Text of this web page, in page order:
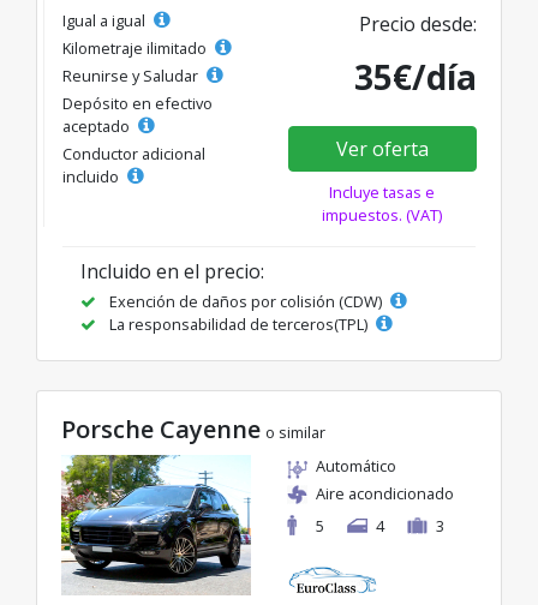
Igual a igual
Kilometraje ilimitado
Reunirse y Saludar
Depósito en efectivo
aceptado
Conductor adicional
incluido
Precio desde:
35€/día
Ver oferta
Incluye tasas e
impuestos. (VAT)
Incluido en el precio:
Exención de daños por colisión (CDW)
La responsabilidad de terceros(TPL)
Porsche Cayenne o similar
Automático
Aire acondicionado
5
4 3